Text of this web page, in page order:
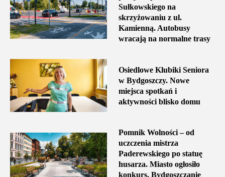
Sułkowskiego na
skrzyżowaniu z ul.
Kamienną. Autobusy
wracają na normalne trasy
Osiedlowe Klubiki Seniora
w Bydgoszczy. Nowe
miejsca spotkań i
aktywności blisko domu
Pomnik Wolności – od
uczczenia mistrza
Paderewskiego po statuę
husarza. Miasto ogłosiło
konkurs. Bydgoszczanie